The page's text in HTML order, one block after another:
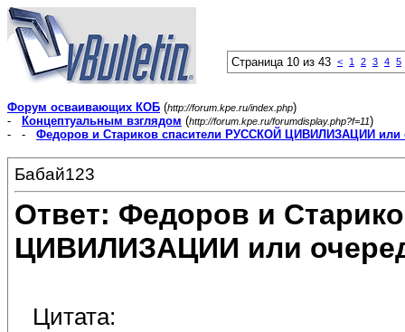
Страница 10 из 43 < 1 2 3 4 5
Форум осваивающих КОБ (http://forum.kpe.ru/index.php)
-
Концептуальным взглядом (http://forum.kpe.ru/forumdisplay.php?f=11)
- - Федоров и Стариков спасители РУССКОЙ ЦИВИЛИЗАЦИИ или
Бабай123
Ответ: Федоров и
ЦИВИЛИЗАЦИИ или
Цитата: